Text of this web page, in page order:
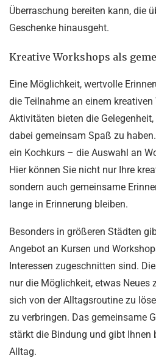
Überraschung bereiten kann, die
Geschenke hinausgeht.
Kreative Workshops als
Eine Möglichkeit, wertvolle
die Teilnahme an einem
Aktivitäten bieten die
dabei gemeinsam Spaß zu
ein Kochkurs – die Auswahl an
Hier können Sie nicht nur Ihre
sondern auch gemeinsame
lange in Erinnerung bleiben.
Besonders in größeren Städten
Angebot an Kursen und
Interessen zugeschnitten sind.
nur die Möglichkeit, etwas Neues
sich von der Alltagsroutine zu
zu verbringen. Das gemeinsame
stärkt die Bindung und gibt Ihnen
Alltag.